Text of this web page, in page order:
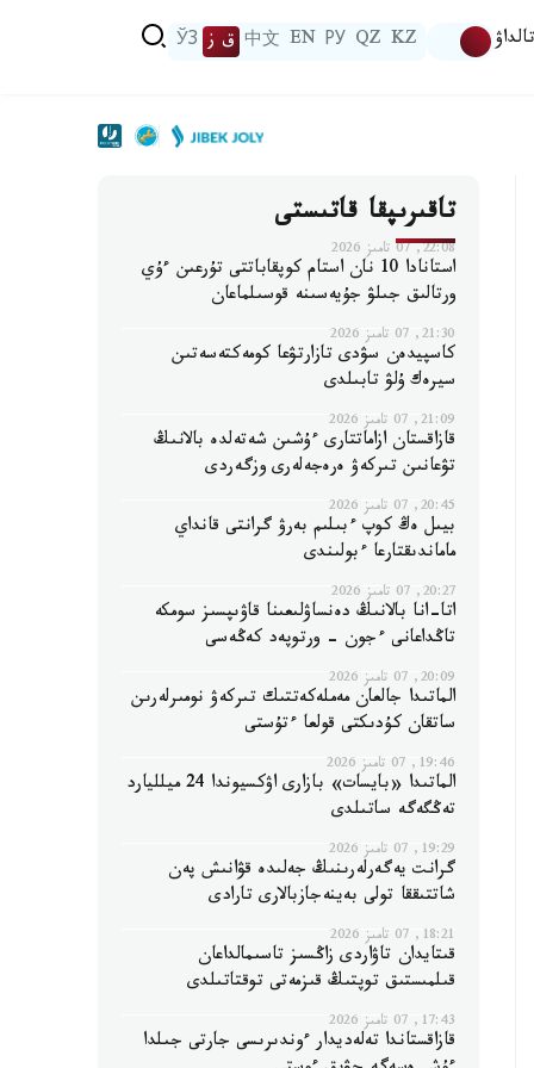
تالداۋ KZ
QZ
РУ
EN
中文 ق ز ЎЗ
تاقىرىپقا قاتىستى
22:08, 07 تامىز 2026
استانادا 10 نان استام كوپقاباتتى تۇرعىن ءۇي
ورتالىق جىلۋ جۇيەسىنە قوسىلماعان
21:30, 07 تامىز 2026
كاسپيدەن سۋدى تازارتۋعا كومەكتەسەتىن
سيرەك ۇلۋ تابىلدى
21:09, 07 تامىز 2026
قازاقستان ازاماتتارى ءۇشىن شەتەلدە بالانىڭ
تۋعانىن تىركەۋ ەرەجەلەرى وزگەردى
20:45, 07 تامىز 2026
بيىل ەڭ كوپ ءبىلىم بەرۋ گرانتى قانداي
ماماندىقتارعا ءبولىندى
20:27, 07 تامىز 2026
اتا-انا بالانىڭ دەنساۋلىعىنا قاۋىپسىز سومكە
تاڭداعانى ءجون - ورتوپەد كەڭەسى
20:09, 07 تامىز 2026
الماتىدا جالعان مەملەكەتتىك تىركەۋ نومىرلەرىن
ساتقان كۇدىكتى قولعا ءتۇستى
19:46, 07 تامىز 2026
الماتىدا «بايسات» بازارى اۋكسيوندا 24 ميلليارد
تەڭگەگە ساتىلدى
19:29, 07 تامىز 2026
گرانت يەگەرلەرىنىڭ جەلىدە قۋانىش پەن
شاتتىققا تولى بەينەجازبالارى تارادى
18:21, 07 تامىز 2026
قىتايدان تاۋاردى زاڭسىز تاسىمالداعان
قىلمىستىق توپتىڭ قىزمەتى توقتاتىلدى
17:43, 07 تامىز 2026
قازاقستاندا تەلەديدار ءوندىرىسى جارتى جىلدا